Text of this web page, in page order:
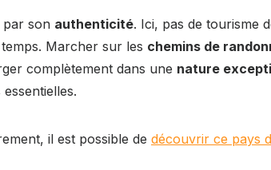
par son authenticité. Ici, pas de tourisme
Marcher sur les chemins de
complètement dans une nature
il est possible de découvrir ce pays